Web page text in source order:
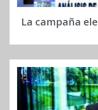
La campaña